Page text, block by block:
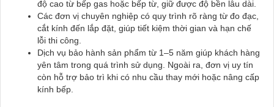
độ cao từ bếp gas hoặc bếp từ, giữ được độ bền lâu dài.
Các đơn vị chuyên nghiệp có quy trình rõ ràng từ đo đạc,
cắt kính đến lắp đặt, giúp tiết kiệm thời gian và hạn chế
lỗi thi công.
Dịch vụ bảo hành sản phẩm từ 1–5 năm giúp khách hàng
yên tâm trong quá trình sử dụng. Ngoài ra, đơn vị uy tín
còn hỗ trợ bảo trì khi có nhu cầu thay mới hoặc nâng cấp
kính bếp.